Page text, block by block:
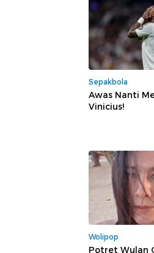
Sepakbola
Awas Nanti
Vinicius!
Wolipop
Potret Wulan